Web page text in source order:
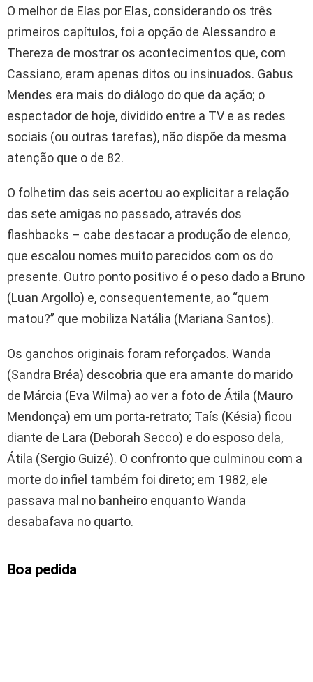
O melhor de Elas por Elas, considerando os três
primeiros capítulos, foi a opção de Alessandro e
Thereza de mostrar os acontecimentos que, com
Cassiano, eram apenas ditos ou insinuados. Gabus
Mendes era mais do diálogo do que da ação; o
espectador de hoje, dividido entre a TV e as redes
sociais (ou outras tarefas), não dispõe da mesma
atenção que o de 82.
O folhetim das seis acertou ao explicitar a relação
das sete amigas no passado, através dos
flashbacks – cabe destacar a produção de elenco,
que escalou nomes muito parecidos com os do
presente. Outro ponto positivo é o peso dado a Bruno
(Luan Argollo) e, consequentemente, ao “quem
matou?” que mobiliza Natália (Mariana Santos).
Os ganchos originais foram reforçados. Wanda
(Sandra Bréa) descobria que era amante do marido
de Márcia (Eva Wilma) ao ver a foto de Átila (Mauro
Mendonça) em um porta-retrato; Taís (Késia) ficou
diante de Lara (Deborah Secco) e do esposo dela,
Átila (Sergio Guizé). O confronto que culminou com a
morte do infiel também foi direto; em 1982, ele
passava mal no banheiro enquanto Wanda
desabafava no quarto.
Boa pedida